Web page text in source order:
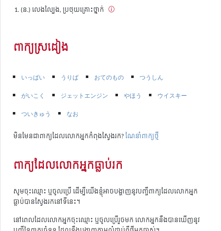
(ន.) លេងល្បែង, ប្រថុយគ្រោះថ្នាក់
ពាក្យស្រដៀង
いっぱい うりば おてのもの
つうしん
がいこく
ジェットエンジン やほう
ウイスキー
ついきゅう
なお
មិនមែនជាពាក្យដែលលោកអ្នកកំពុងស្វែងរក?ណែនាំពាក្យថ្មី
ពាក្យដែលលោកអ្នកធ្លាប់រក
សូមចុះឈ្មោះ ឬចូលប្រើ ដើម្បីយើងខ្ញុំអាចបង្ហាញនូវបញ្ជីពាក្យដែលលោកអ្នក
ធ្លាប់បានស្វែងរកនៅទីនេះ។
នៅពេលដែលលោកអ្នកចុះឈ្មោះ ឬចូលប្រើរួចមក លោកអ្នកនឹងបានឃើញនូវ